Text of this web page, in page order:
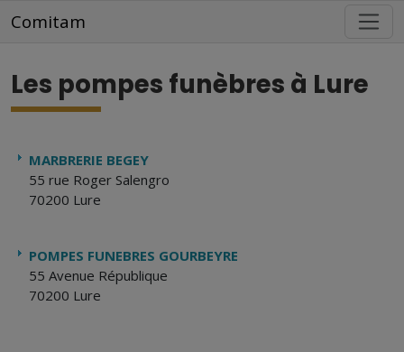
Comitam
Les pompes funèbres à Lure
MARBRERIE BEGEY
55 rue Roger Salengro
70200 Lure
POMPES FUNEBRES GOURBEYRE
55 Avenue République
70200 Lure